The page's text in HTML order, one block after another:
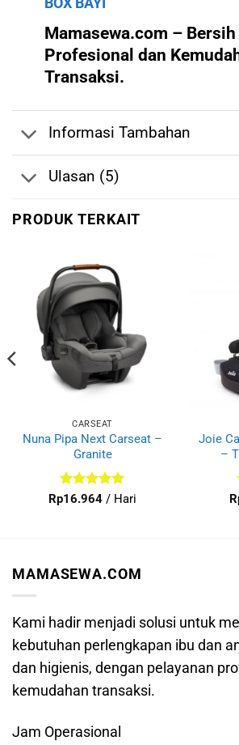
BOX BAYI
Mamasewa.com –
Profesional dan
Transaksi.
Informasi Tambahan
Ulasan (5)
PRODUK TERKAIT
CARSEAT
Nuna Pipa Next Carseat –
Granite
Dinilai5
Rp16.964 / Hari
Joie
–
MAMASEWA.COM
Kami hadir menjadi solusi untuk
kebutuhan perlengkapan ibu dan
dan higienis, dengan pelayanan
kemudahan transaksi.
Jam Operasional